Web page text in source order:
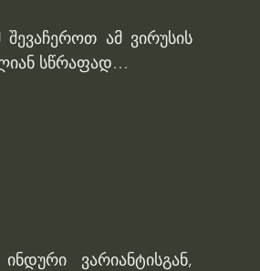
ამ ვირუსის
სწრაფად…
ვარიანტისგან,